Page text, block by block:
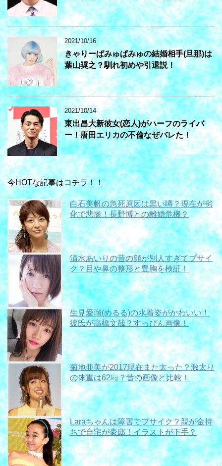
2021/10/16
きゃりーぱみゅぱみゅの結婚相手(旦那)は
葉山奨之？馴れ初めや引退説！
2021/10/14
東出昌大新彼女(恋人)がハーフのライバ
ー！唐田エリカの不倫なぜバレた！
今HOTな記事はコチラ！！
白石美帆の急死原因は黒い噂？現在が劣
化で悲惨！長野博との離婚危機？
清水あいりの昔の顔が別人すぎてブサイ
ク？目や鼻の整形と豊胸を検証！
生見愛瑠(めるる)の水着姿がかわいい！
彼氏が高橋文哉？すっぴん画像！
菊地亜美が2017現在また太った？激太り
の体重は62㎏？昔の画像と比較！
Laraちゃんは障害でブサイク？親が金持
ちで自宅が豪邸！イラストが下手？